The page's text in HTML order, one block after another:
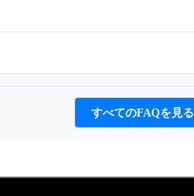
すべてのFAQを見る